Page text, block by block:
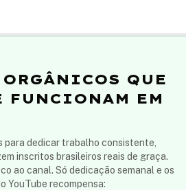
QUE
FUNCIONAM EM
para dedicar trabalho consistente,
inscritos brasileiros reais de graça.
ao canal. Só dedicação semanal e os
YouTube recompensa: